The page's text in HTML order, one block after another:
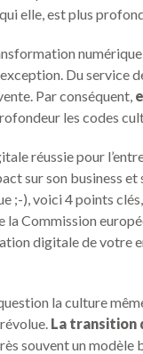
elle, est plus
Du service
Par conséquent,
les codes
réussie pour
sur son business
;-), voici 4 points
la Commission
digitale de votre
la culture même
La transition
souvent un modèle